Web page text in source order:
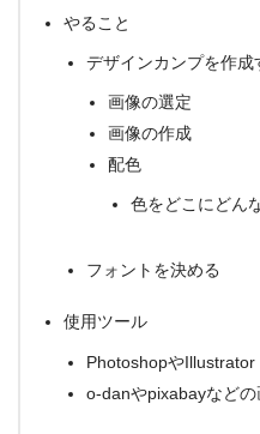
やること
デザインカンプを作成
画像の選定
画像の作成
配色
色をどこにどん
フォントを決める
使用ツール
PhotoshopやIllustrator
o-danやpixabayなどの